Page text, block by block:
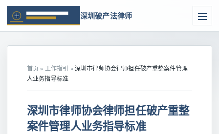
深圳破产法律师
首页 » 工作指引 »深圳市律师协会律师担任破产重整案件管理
人业务指导标准
深圳市律师协会律师担任破产重整
案件管理人业务指导标准